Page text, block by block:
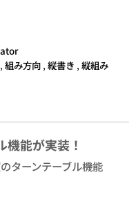
, 組み方向 , 縦書き , 縦組み
能が実装！
ターンテーブル機能